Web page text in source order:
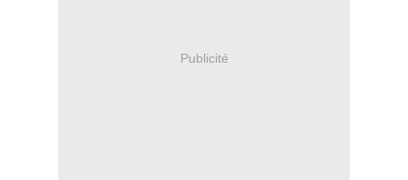
Publicité